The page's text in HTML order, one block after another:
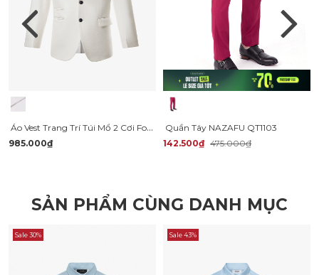
Áo Vest Trang Trí Túi Mổ 2 Cơi Form Slimfit AV035
985.000₫
Quần Tây NAZAFU QT1103
142.500₫ 475.000₫
SẢN PHẨM CÙNG DANH MỤC
Sale 30% Sale 43%